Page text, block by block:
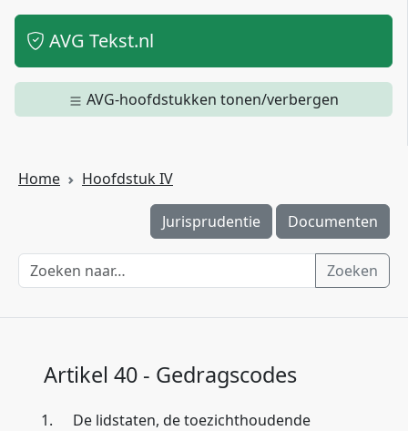
AVG Tekst.nl
AVG-hoofdstukken tonen/verbergen
Home Hoofdstuk IV
Jurisprudentie Documenten
Zoeken
Artikel 40 - Gedragscodes
1.
De lidstaten, de toezichthoudende